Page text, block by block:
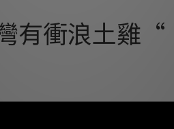
有衝浪土雞“